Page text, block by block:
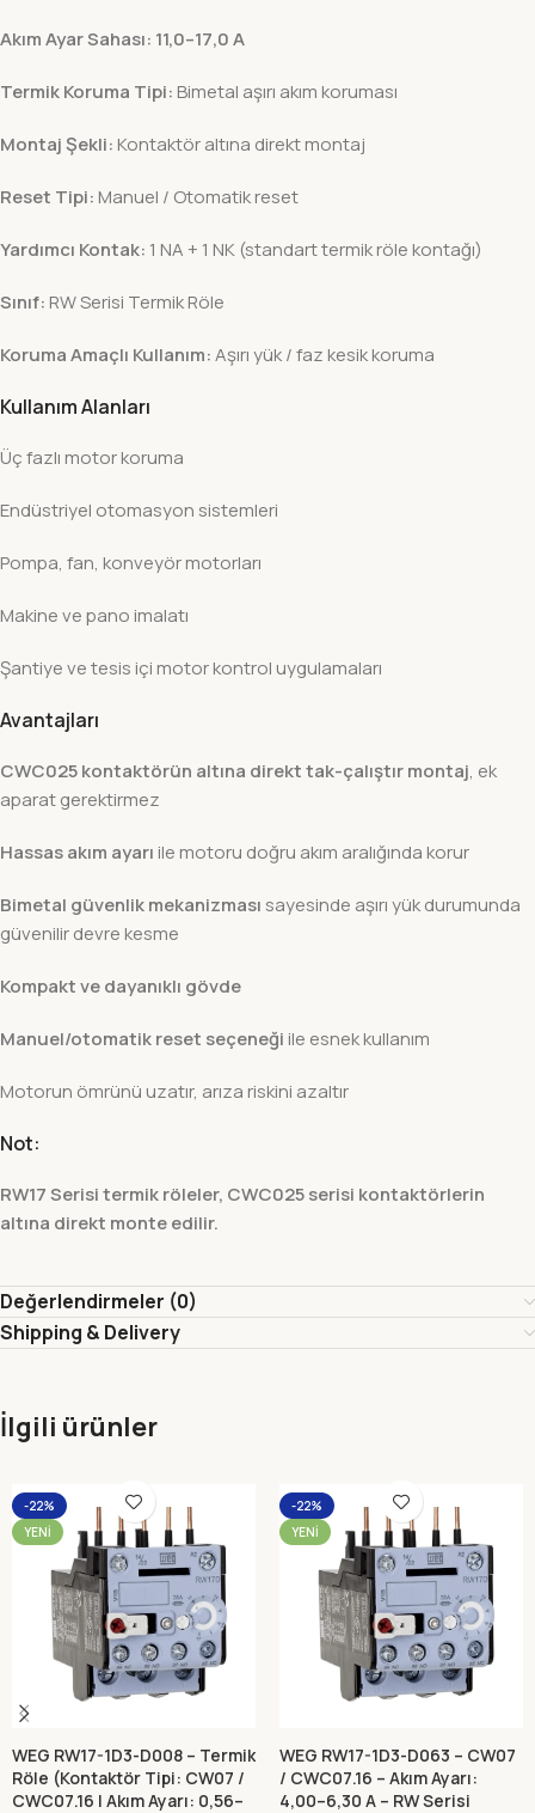
Akım Ayar Sahası: 11,0–17,0 A
Termik Koruma Tipi: Bimetal aşırı akım koruması
Montaj Şekli: Kontaktör altına direkt montaj
Reset Tipi: Manuel / Otomatik reset
Yardımcı Kontak: 1 NA + 1 NK (standart termik röle kontağı)
Sınıf: RW Serisi Termik Röle
Koruma Amaçlı Kullanım:Aşırı yük / faz kesik koruma
Kullanım Alanları
Üç fazlı motor koruma
Endüstriyel otomasyon sistemleri
Pompa, fan, konveyör motorları
Makine ve pano imalatı
Şantiye ve tesis içi motor kontrol uygulamaları
Avantajları
CWC025 kontaktörün altına direkt tak-çalıştır montaj, ek
aparat gerektirmez
Hassas akım ayarı ile motoru doğru akım aralığında korur
Bimetal güvenlik mekanizması sayesinde aşırı yük durumunda
güvenilir devre kesme
Kompakt ve dayanıklı gövde
Manuel/otomatik reset seçeneği ile esnek kullanım
Motorun ömrünü uzatır, arıza riskini azaltır
Not:
RW17 Serisi termik röleler, CWC025 serisi kontaktörlerin
altına direkt monte edilir.
Değerlendirmeler (0)
Shipping & Delivery
İlgili ürünler
-22%
YENI
WEG RW17-1D3-D008 – Termik
Röle (Kontaktör Tipi: CW07 /
CWC07.16 | Akım Ayarı: 0,56–
-22%
YENI
WEG RW17-1D3-D063 – CW07
/ CWC07.16 – Akım Ayarı:
4,00–6,30 A – RW Serisi